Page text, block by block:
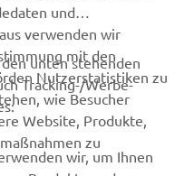
und
verwenden wir
mit den
Nutzerstatistiken zu
wie Besucher
Website, Produkte,
zu
unten stehenden
Tracking-/Werbe-
wir, um Ihnen